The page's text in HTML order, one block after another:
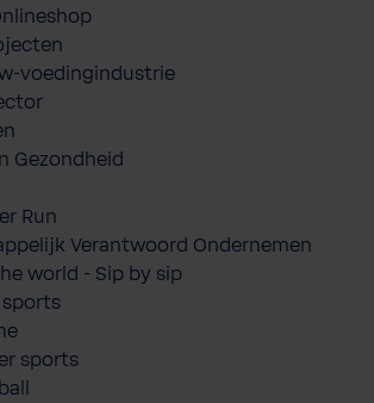
voedingindustrie
Gezondheid
Run
Verantwoord Ondernemen
world - Sip by sip
sports
sports